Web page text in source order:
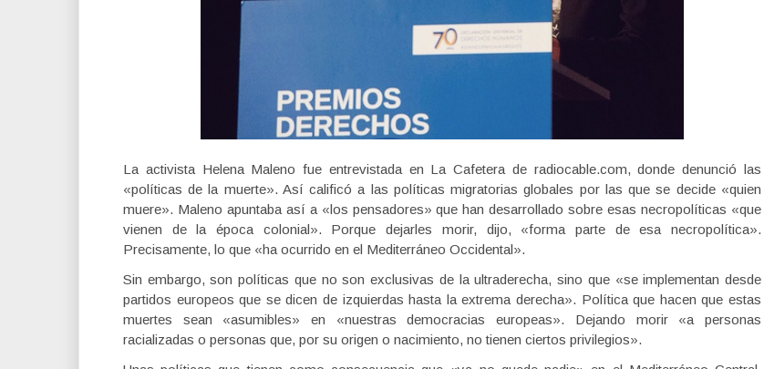
La activista Helena Maleno fue entrevistada en La Cafetera de radiocable.com, donde denunció las
«políticas de la muerte». Así calificó a las políticas migratorias globales por las que se decide «quien
muere». Maleno apuntaba así a «los pensadores» que han desarrollado sobre esas necropolíticas «que
vienen de la época colonial». Porque dejarles morir, dijo, «forma parte de esa necropolítica».
Precisamente, lo que «ha ocurrido en el Mediterráneo Occidental».
Sin embargo, son políticas que no son exclusivas de la ultraderecha, sino que «se implementan desde
partidos europeos que se dicen de izquierdas hasta la extrema derecha». Política que hacen que estas
muertes sean «asumibles» en «nuestras democracias europeas». Dejando morir «a personas
racializadas o personas que, por su origen o nacimiento, no tienen ciertos privilegios».